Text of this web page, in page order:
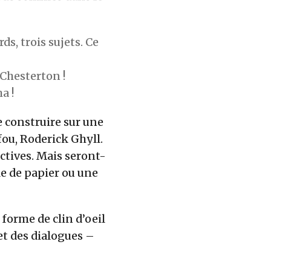
trois sujets. Ce
!
!
construire sur une
Roderick Ghyll.
Mais seront-
de papier ou une
de clin d’oeil
des dialogues –